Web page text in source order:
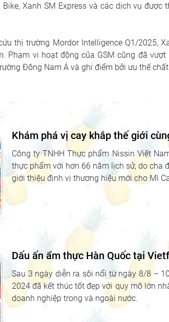
Bike, Xanh SM Express và các dịch vụ
thị trường Mordor Intelligence Q1/2025,
Phạm vi hoạt động của GSM cũng đã
Đông Nam Á và ghi điểm bởi ưu thế
Khám phá vị cay khắp thế giới
Công ty TNHH Thực phẩm Nissin Việt
thực phẩm với hơn 66 năm lịch sử, do cha
giới thiệu định vị thương hiệu mới cho Mì
Dấu ấn ẩm thực Hàn Quốc tại
Sau 3 ngày diễn ra sôi nổi từ ngày 8/8 –
2024 đã kết thúc tốt đẹp với quy mô lớn
doanh nghiệp trong và ngoài nước.